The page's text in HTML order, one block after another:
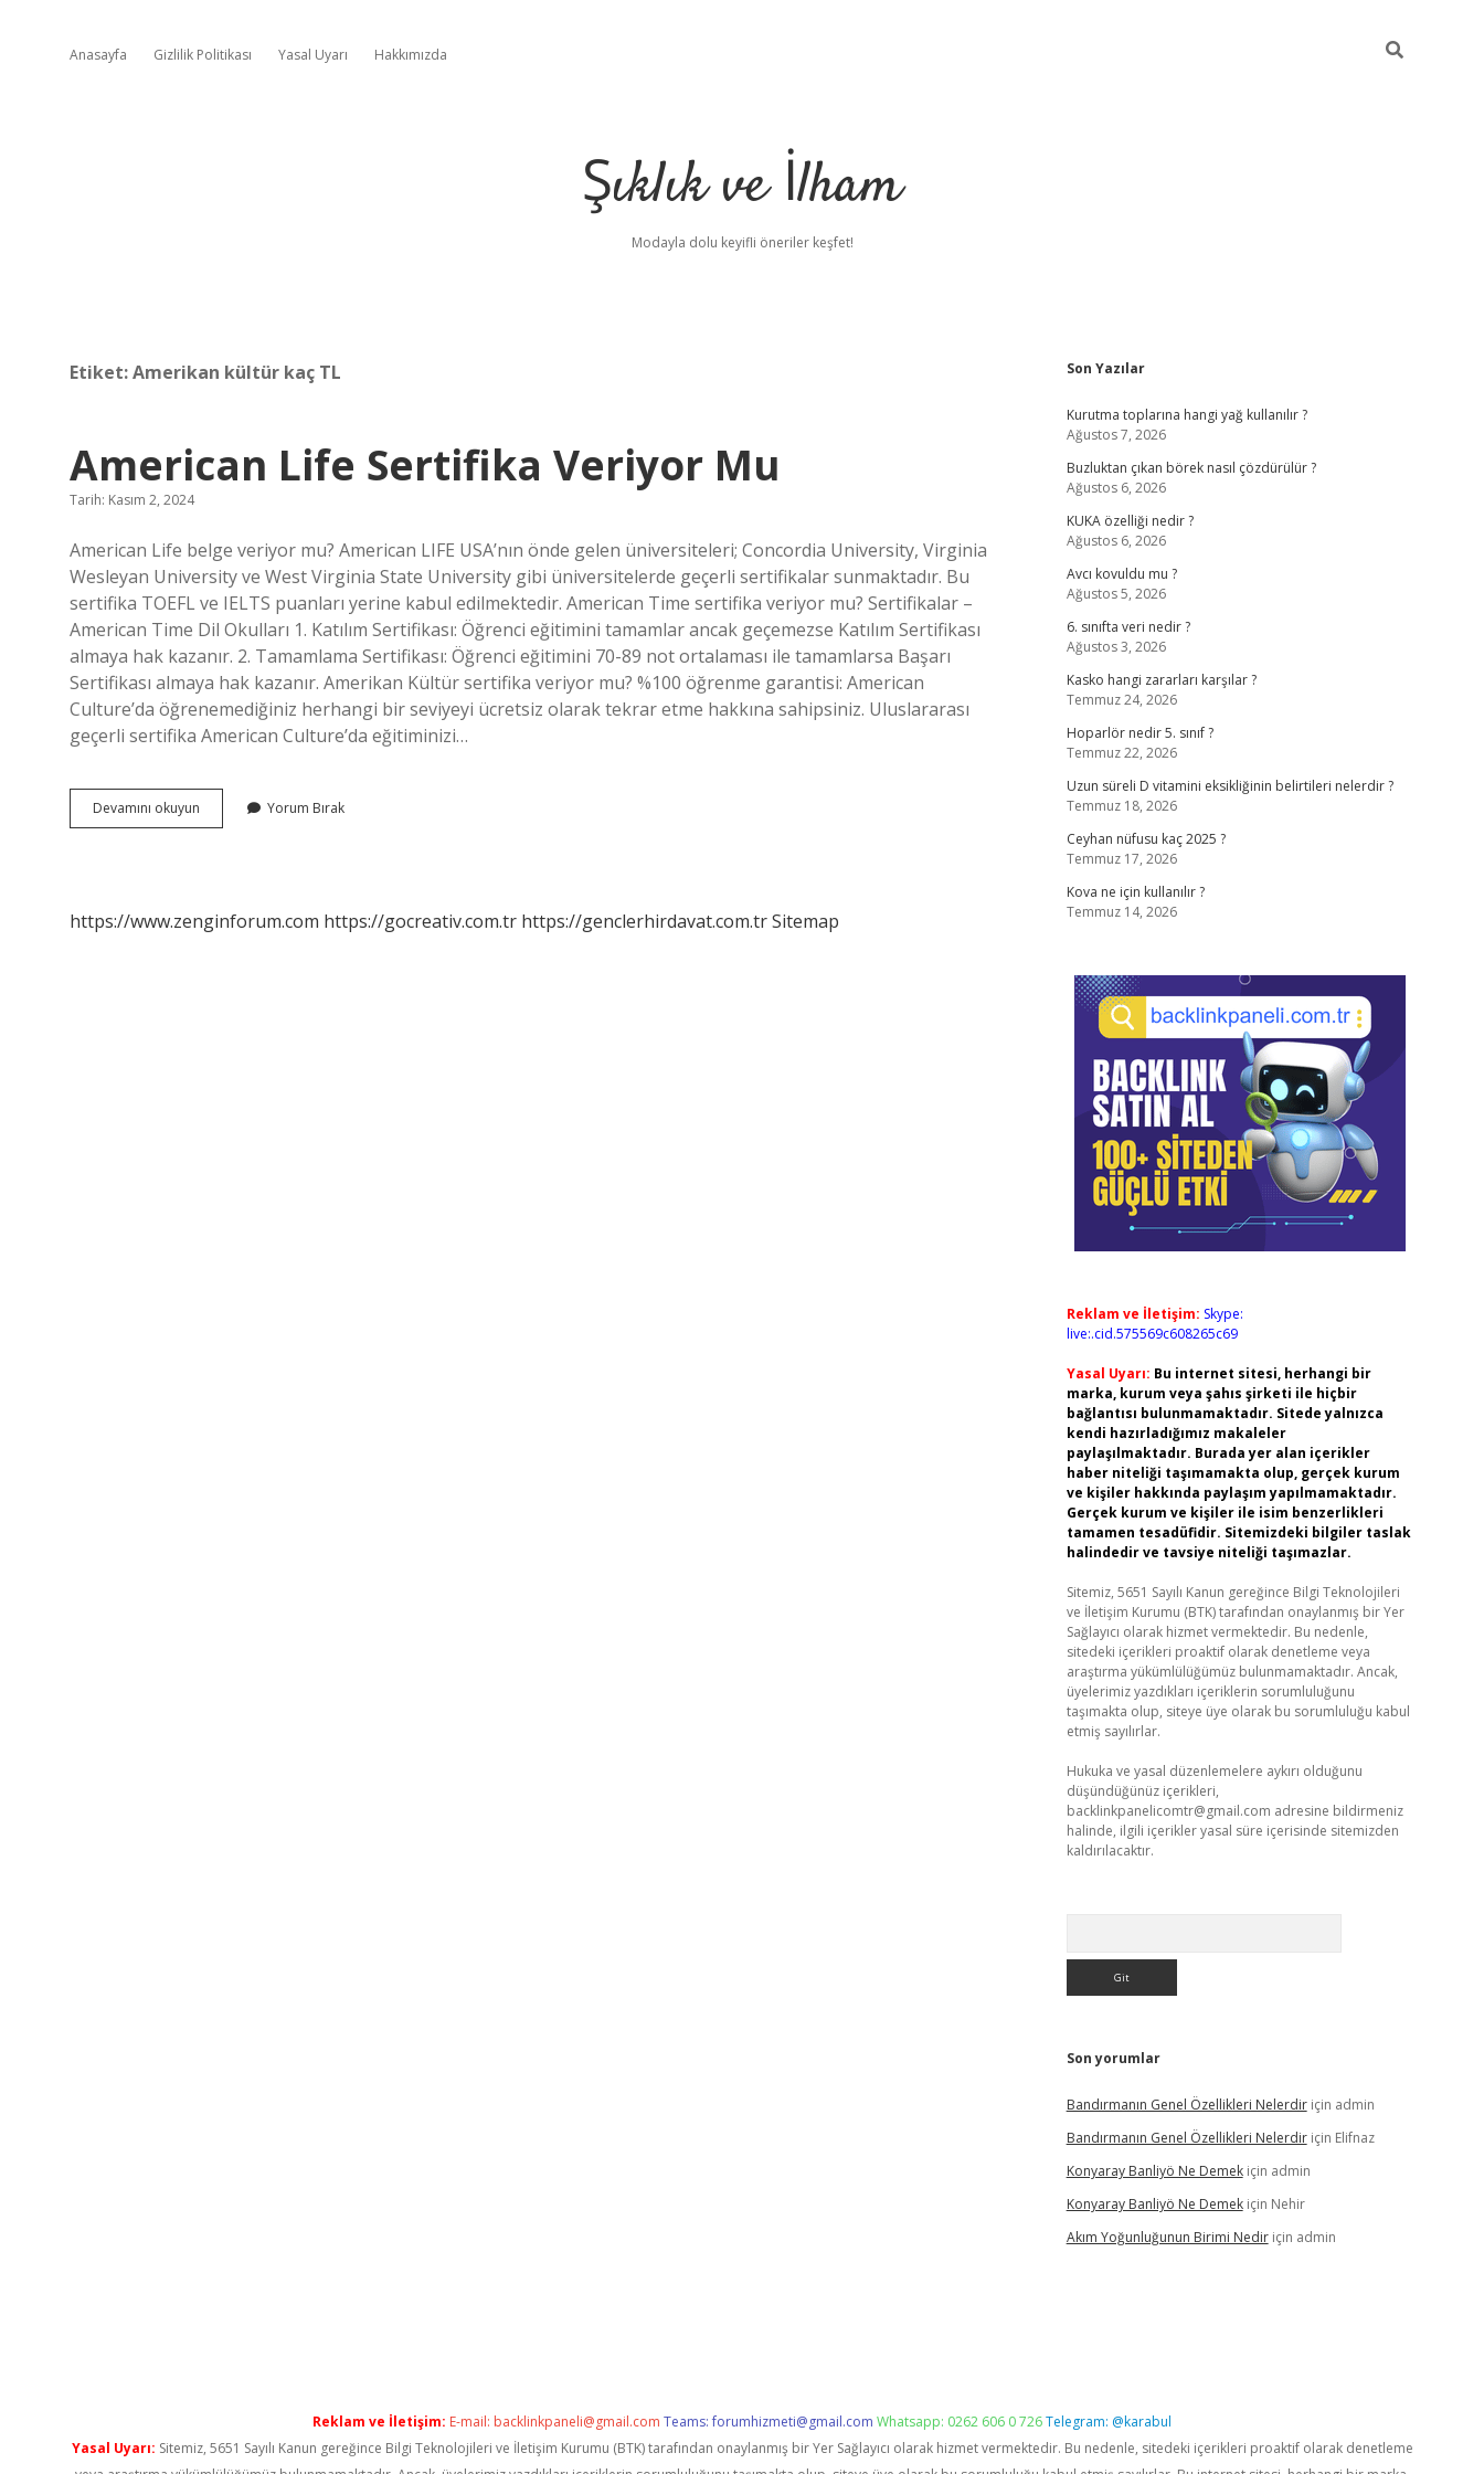
Anasayfa Gizlilik Politikası Yasal Uyarı Hakkımızda
Şıklık ve İlham
Modayla dolu keyifli öneriler keşfet!
Etiket:Amerikan kültür kaç TL
American Life Sertifika Veriyor Mu
Tarih: Kasım 2, 2024
American Life belge veriyor mu? American LIFE USA’nın önde gelen üniversiteleri; Concordia University, Virginia
Wesleyan University ve West Virginia State University gibi üniversitelerde geçerli sertifikalar sunmaktadır. Bu
sertifika TOEFL ve IELTS puanları yerine kabul edilmektedir. American Time sertifika veriyor mu? Sertifikalar –
American Time Dil Okulları 1. Katılım Sertifikası: Öğrenci eğitimini tamamlar ancak geçemezse Katılım Sertifikası
almaya hak kazanır. 2. Tamamlama Sertifikası: Öğrenci eğitimini 70-89 not ortalaması ile tamamlarsa Başarı
Sertifikası almaya hak kazanır. Amerikan Kültür sertifika veriyor mu? %100 öğrenme garantisi: American
Culture’da öğrenemediğiniz herhangi bir seviyeyi ücretsiz olarak tekrar etme hakkına sahipsiniz. Uluslararası
geçerli sertifika American Culture’da eğitiminizi…
Devamını okuyun American
Life
Yorum Bırak
https://www.zenginforum.com https://gocreativ.com.tr https://genclerhirdavat.com.trSitemap
Sidebar
Son Yazılar
Kurutma toplarına hangi yağ kullanılır ?
Ağustos 7, 2026
Buzluktan çıkan börek nasıl çözdürülür ?
Ağustos 6, 2026
KUKA özelliği nedir ?
Ağustos 6, 2026
Avcı kovuldu mu ?
Ağustos 5, 2026
6. sınıfta veri nedir ?
Ağustos 3, 2026
Kasko hangi zararları karşılar ?
Temmuz 24, 2026
Hoparlör nedir 5. sınıf ?
Temmuz 22, 2026
Uzun süreli D vitamini eksikliğinin belirtileri nelerdir ?
Temmuz 18, 2026
Ceyhan nüfusu kaç 2025 ?
Temmuz 17, 2026
Kova ne için kullanılır ?
Temmuz 14, 2026
Reklam ve İletişim: Skype:
live:.cid.575569c608265c69
Yasal Uyarı: Bu internet sitesi, herhangi bir
marka, kurum veya şahıs şirketi ile hiçbir
bağlantısı bulunmamaktadır. Sitede yalnızca
kendi hazırladığımız makaleler
paylaşılmaktadır. Burada yer alan içerikler
haber niteliği taşımamakta olup, gerçek kurum
ve kişiler hakkında paylaşım yapılmamaktadır.
Gerçek kurum ve kişiler ile isim benzerlikleri
tamamen tesadüfidir. Sitemizdeki bilgiler taslak
halindedir ve tavsiye niteliği taşımazlar.
Sitemiz, 5651 Sayılı Kanun gereğince Bilgi Teknolojileri
ve İletişim Kurumu (BTK) tarafından onaylanmış bir Yer
Sağlayıcı olarak hizmet vermektedir. Bu nedenle,
sitedeki içerikleri proaktif olarak denetleme veya
araştırma yükümlülüğümüz bulunmamaktadır. Ancak,
üyelerimiz yazdıkları içeriklerin sorumluluğunu
taşımakta olup, siteye üye olarak bu sorumluluğu kabul
etmiş sayılırlar.
Hukuka ve yasal düzenlemelere aykırı olduğunu
düşündüğünüz içerikleri,
backlinkpanelicomtr@gmail.com adresine bildirmeniz
halinde, ilgili içerikler yasal süre içerisinde sitemizden
kaldırılacaktır.
Son yorumlar
Bandırmanın Genel Özellikleri Nelerdiriçin admin
Bandırmanın Genel Özellikleri Nelerdiriçin Elifnaz
Konyaray Banliyö Ne Demekiçin admin
Konyaray Banliyö Ne Demekiçin Nehir
Akım Yoğunluğunun Birimi Nediriçin admin
Reklam ve İletişim: E-mail: backlinkpaneli@gmail.com Teams:forumhizmeti@gmail.com Whatsapp: 0262 606 0 726Telegram: @karabul
Yasal Uyarı: Sitemiz, 5651 Sayılı Kanun gereğince Bilgi Teknolojileri ve İletişim Kurumu (BTK) tarafından onaylanmış bir Yer Sağlayıcı olarak hizmet vermektedir. Bu nedenle, sitedeki içerikleri proaktif olarak denetleme